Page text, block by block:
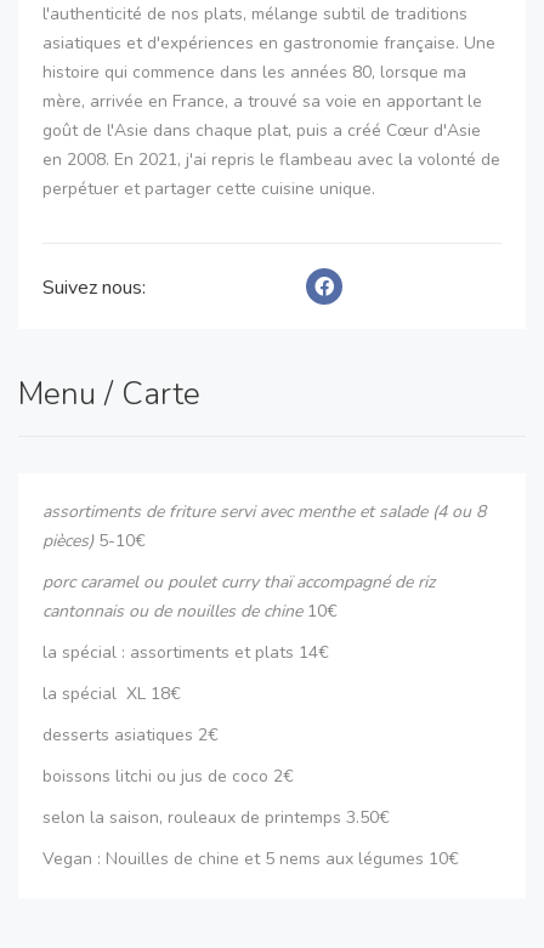
l'authenticité de nos plats, mélange subtil de traditions
asiatiques et d'expériences en gastronomie française. Une
histoire qui commence dans les années 80, lorsque ma
mère, arrivée en France, a trouvé sa voie en apportant le
goût de l'Asie dans chaque plat, puis a créé Cœur d'Asie
en 2008. En 2021, j'ai repris le flambeau avec la volonté de
perpétuer et partager cette cuisine unique.
hebdomadaires, continuant à servir nos clients fidèles.
Cependant, grâce à votre soutien, nous élargissons notre
truck, symbole de notre engagement et de notre lien
Suivez nous:
Menu / Carte
assortiments de friture servi avec menthe et salade (4 ou 8
pièces)5-10€
porc caramel ou poulet curry thaï accompagné de riz
cantonnais ou de nouilles de chine10€
la spécial : assortiments et plats 14€
la spécial XL 18€
desserts asiatiques 2€
boissons litchi ou jus de coco 2€
selon la saison, rouleaux de printemps 3.50€
Vegan : Nouilles de chine et 5 nems aux légumes 10€